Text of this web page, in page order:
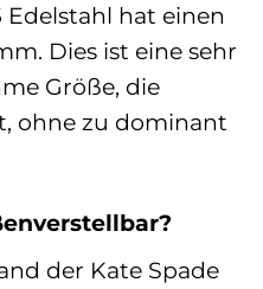
Edelstahl hat einen
Dies ist eine sehr
Größe, die
ohne zu dominant
der Kate Spade